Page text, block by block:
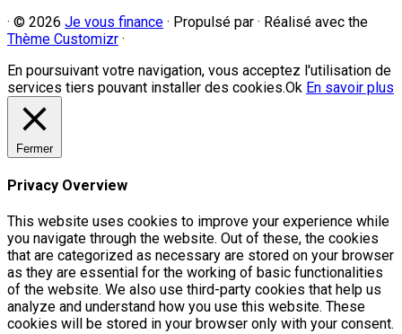
· © 2026 Je vous finance · Propulsé par · Réalisé avec the
Thème Customizr ·
En poursuivant votre navigation, vous acceptez l'utilisation de
services tiers pouvant installer des cookies.Ok En savoir plus
Fermer
Privacy Overview
This website uses cookies to improve your experience while
you navigate through the website. Out of these, the cookies
that are categorized as necessary are stored on your browser
as they are essential for the working of basic functionalities
of the website. We also use third-party cookies that help us
analyze and understand how you use this website. These
cookies will be stored in your browser only with your consent.